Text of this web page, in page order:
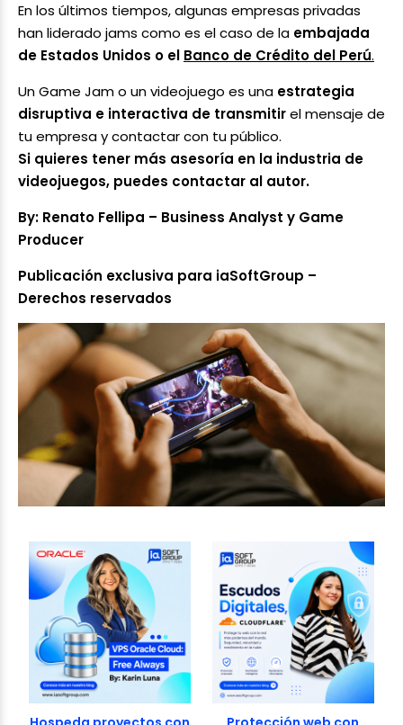
En los últimos tiempos, algunas empresas privadas
han liderado jams como es el caso de la embajada
de Estados Unidos o el Banco de Crédito del Perú.
Un Game Jam o un videojuego es una estrategia
disruptiva e interactiva de transmitirel mensaje de
tu empresa y contactar con tu público.
Si quieres tener más asesoría en la industria de
videojuegos, puedes contactar al autor.
By: Renato Fellipa – Business Analyst y Game
Producer
Publicación exclusiva para iaSoftGroup –
Derechos reservados